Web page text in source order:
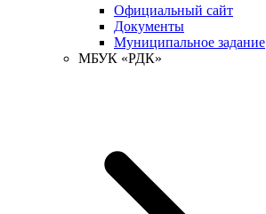
Официальный сайт
Документы
Муниципальное задание
МБУК «РДК»